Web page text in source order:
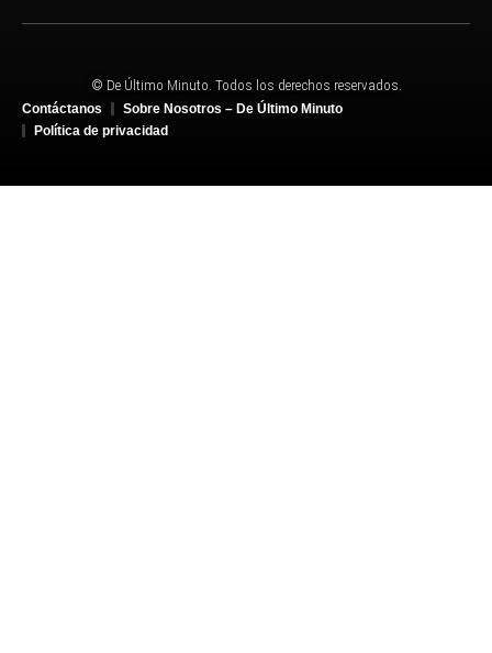
© De Último Minuto. Todos los derechos reservados.
Contáctanos
Sobre Nosotros – De Último Minuto
Política de privacidad